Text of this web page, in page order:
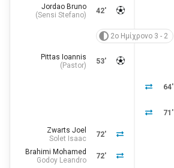
42'
Jordao Bruno
(Sensi Stefano)
2ο Ημίχρονο 3 - 2
53'
Pittas Ioannis
( Pastor)
64'
71'
72'
Zwarts Joel
Solet Isaac
72'
Brahimi Mohamed
Godoy Leandro